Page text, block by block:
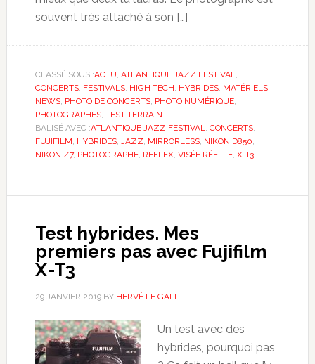
souvent très attaché à son […]
CLASSÉ SOUS :ACTU ATLANTIQUE JAZZ FESTIVAL
CONCERTS, FESTIVALS, HIGH TECH HYBRIDES, MATÉRIELS,
NEWS, PHOTO DE CONCERTS, PHOTO NUMÉRIQUE,
PHOTOGRAPHES, TEST TERRAIN
BALISÉ AVEC :ATLANTIQUE JAZZ FESTIVAL CONCERTS,
FUJIFILM HYBRIDES, JAZZ MIRRORLESS, NIKON D850
NIKON Z7, PHOTOGRAPHE, REFLEX, VISÉE RÉELLE, X-T3
Test hybrides. Mes
premiers pas avec Fujifilm
X-T3
29 JANVIER 2019BY HERVÉ LE GALL
Un test avec des
hybrides, pourquoi pas